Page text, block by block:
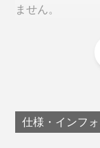
は、炭火の遠赤
早速、バーベ
ません。
仕様・インフ